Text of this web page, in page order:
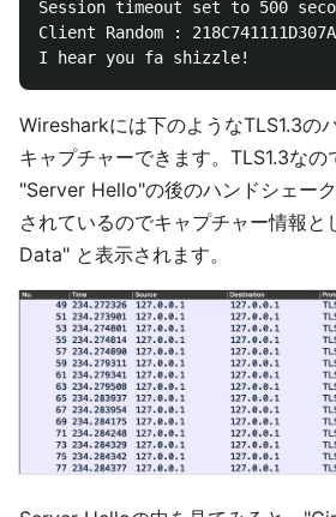
Session timeout set to 500
Client Random :
Wiresharkには下のようなTLS1.3の
キャプチャーできます。TLS1.3な
"Server Hello"の後のハンドシェー
されているのでキャプチャー情報
Data" と表示されます。